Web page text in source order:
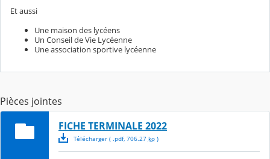
Et aussi
Une maison des lycéens
Un Conseil de Vie Lycéenne
Une association sportive lycéenne
Pièces jointes
FICHE TERMINALE 2022
Télécharger( .pdf, 706.27 ko)